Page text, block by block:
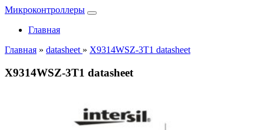
Микроконтроллеры
Главная
Главная » datasheet » X9314WSZ-3T1 datasheet
X9314WSZ-3T1 datasheet